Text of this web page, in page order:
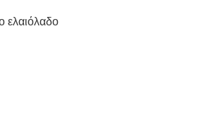
ελαιόλαδο